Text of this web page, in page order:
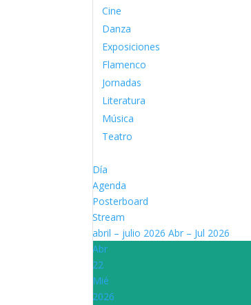
Cine
Danza
Exposiciones
Flamenco
Jornadas
Literatura
Música
Teatro
Día
Agenda
Posterboard
Stream
abril – julio 2026 Abr – Jul 2026
Abr
22
Mié
2026